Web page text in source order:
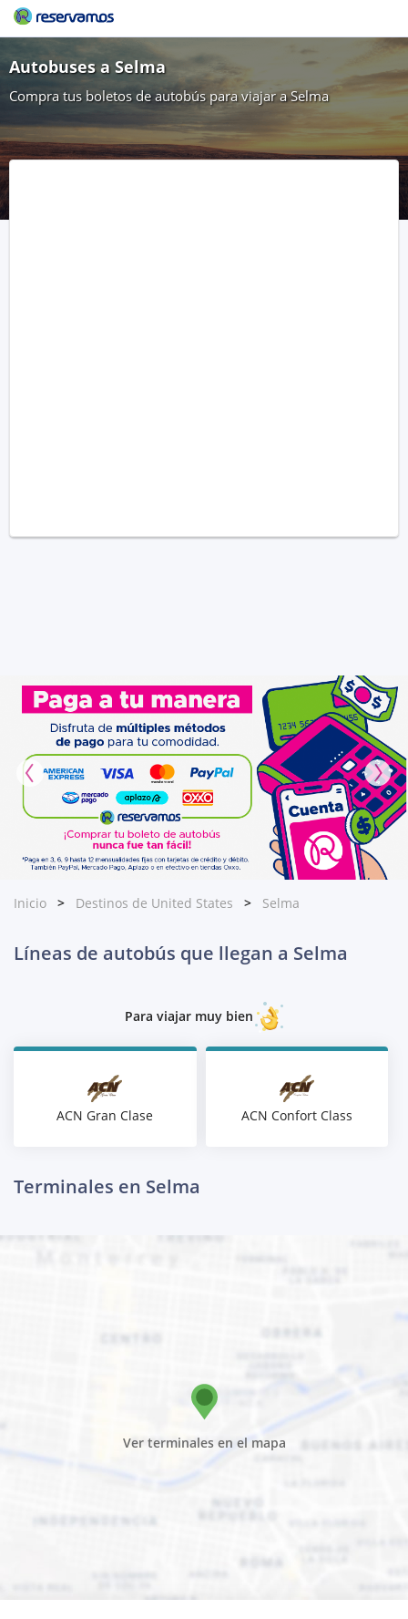
Autobuses a Selma
Compra tus boletos de autobús para viajar a Selma
Inicio Destinos de United States Selma
Líneas de autobús que llegan a Selma
Para viajar muy bien
ACN Gran Clase ACN Confort Class
Terminales en Selma
Ver terminales en el mapa